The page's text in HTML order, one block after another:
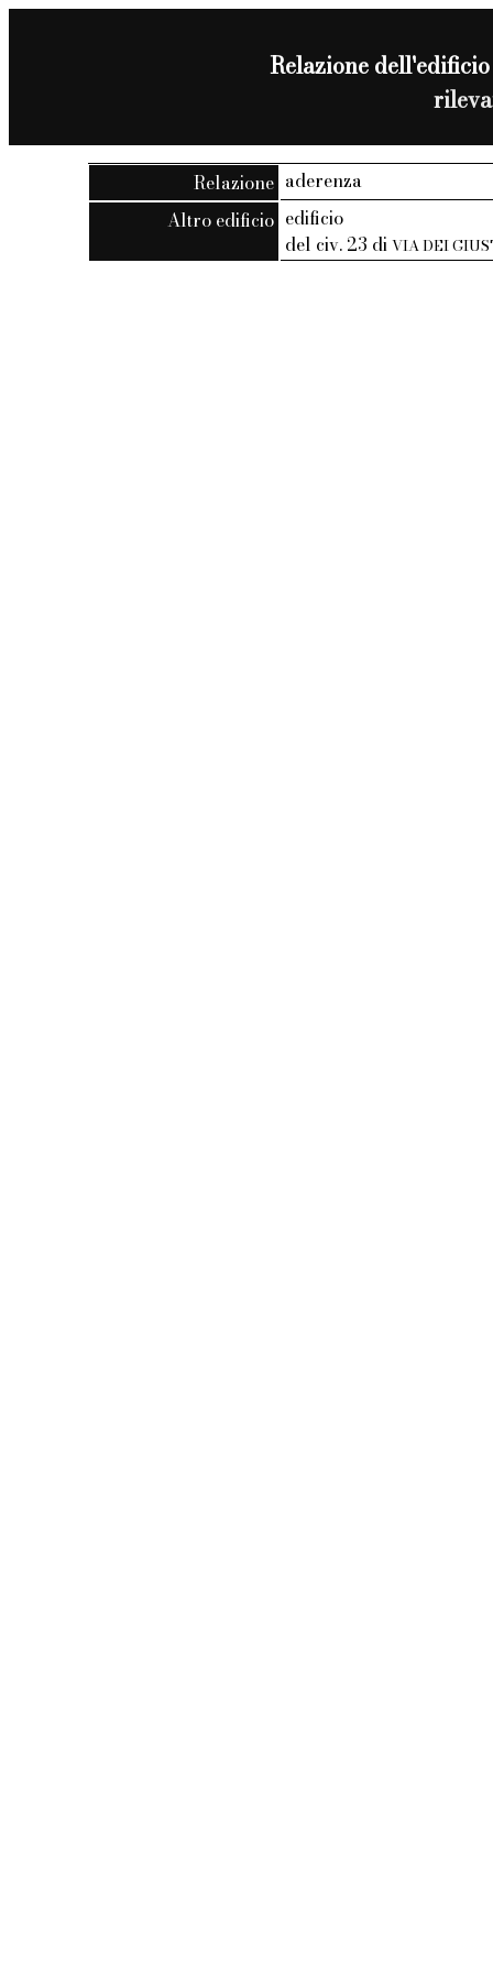
Relazione
Relazione aderenza
Altro edificio edificio
del civ. 23 diVIA DEI